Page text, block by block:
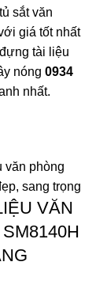
sắt văn
giá tốt nhất
tài liệu
nóng 0934
nhất.
VĂN